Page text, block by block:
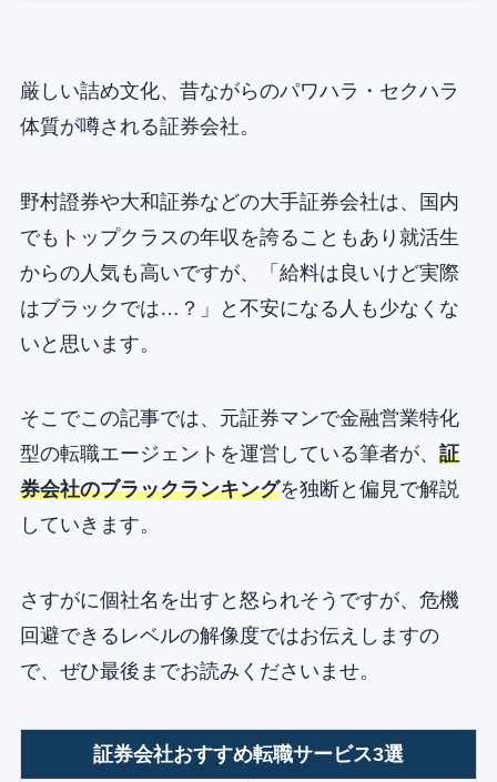
厳しい詰め文化、昔ながらのパワハラ・セクハラ
体質が噂される証券会社。
野村證券や大和証券などの大手証券会社は、国内
でもトップクラスの年収を誇ることもあり就活生
からの人気も高いですが、「給料は良いけど実際
はブラックでは…？」と不安になる人も少なくな
いと思います。
そこでこの記事では、元証券マンで金融営業特化
型の転職エージェントを運営している筆者が、 証
券会社のブラックランキングを独断と偏見で解説
していきます。
さすがに個社名を出すと怒られそうですが、危機
回避できるレベルの解像度ではお伝えしますの
で、ぜひ最後までお読みくださいませ。
証券会社おすすめ転職サービス3選